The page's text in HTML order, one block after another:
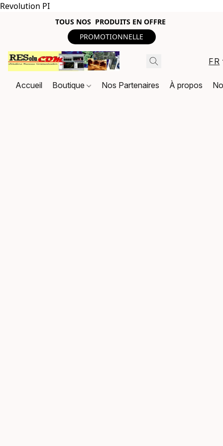
Revolution PI
TOUS NOS PRODUITS EN OFFRE
PROMOTIONNELLE
FR
Accueil Boutique Nos Partenaires À propos